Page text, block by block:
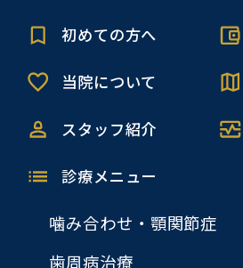
初めての方へ
当院について
スタッフ紹介
診療メニュー
噛み合わせ・顎関節症
歯周病治療